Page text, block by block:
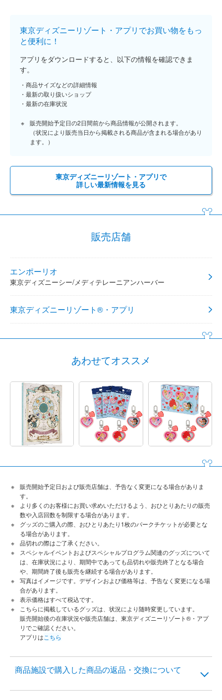
東京ディズニーリゾート・アプリでお買い物をもっ
と便利に！
アプリをダウンロードすると、以下の情報を確認できま
す。
商品サイズなどの詳細情報
最新の取り扱いショップ
最新の在庫状況
販売開始予定日の2日間前から商品情報が公開されます。
（状況により販売当日から掲載される商品が含まれる場合があり
ます。）
東京ディズニーリゾート・アプリで
詳しい最新情報を見る
販売店舗
エンポーリオ
東京ディズニーシー/メディテレーニアンハーバー
東京ディズニーリゾート®・アプリ
あわせてオススメ
販売開始予定日および販売店舗は、予告なく変更になる場合がありま
す。
より多くのお客様にお買い求めいただけるよう、おひとりあたりの販売
数や入店回数を制限する場合があります。
グッズのご購入の際、おひとりあたり1枚のパークチケットが必要とな
る場合があります。
品切れの際はご了承ください。
スペシャルイベントおよびスペシャルプログラム関連のグッズについて
は、在庫状況により、期間中であっても品切れや販売終了となる場合
や、期間終了後も販売を継続する場合があります。
写真はイメージです。デザインおよび価格等は、予告なく変更になる場
合があります。
表示価格はすべて税込です。
こちらに掲載しているグッズは、状況により随時変更しています。
販売開始後の在庫状況や販売店舗は、東京ディズニーリゾート®・アプ
リでご確認ください。
アプリは こちら
商品施設で購入した商品の返品・交換について